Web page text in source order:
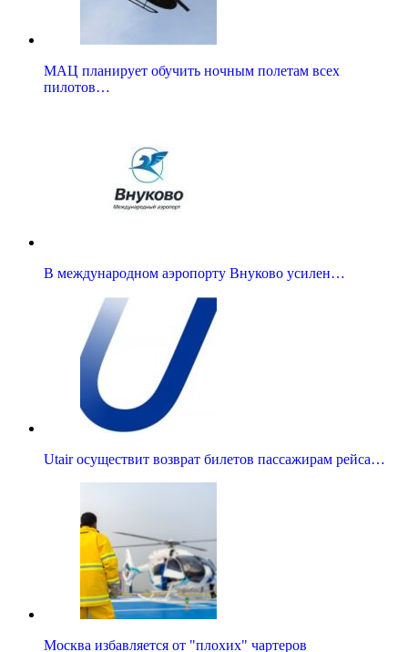
МАЦ планирует обучить ночным полетам всех
пилотов…
В международном аэропорту Внуково усилен…
Utair осуществит возврат билетов пассажирам рейса…
Москва избавляется от "плохих" чартеров